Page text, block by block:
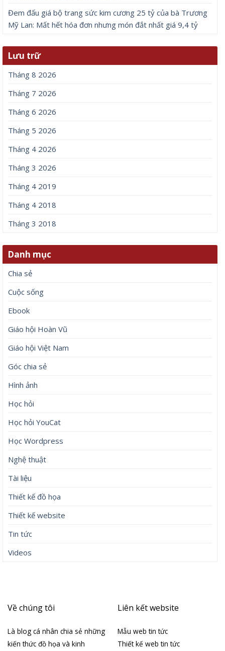
Đem đấu giá bộ trang sức kim cương 25 tỷ của bà Trương
Mỹ Lan: Mất hết hóa đơn nhưng món đắt nhất giá 9,4 tỷ
Lưu trữ
Tháng 8 2026
Tháng 7 2026
Tháng 6 2026
Tháng 5 2026
Tháng 4 2026
Tháng 3 2026
Tháng 4 2019
Tháng 4 2018
Tháng 3 2018
Danh mục
Chia sẻ
Cuộc sống
Ebook
Giáo hội Hoàn Vũ
Giáo hội Việt Nam
Góc chia sẻ
Hình ảnh
Học hỏi
Học hỏi YouCat
Học Wordpress
Nghệ thuật
Tài liệu
Thiết kế đồ họa
Thiết kế website
Tin tức
Videos
Về chúng tôi
Là blog cá nhân chia sẻ những
kiến thức đồ họa và kinh
Liên kết website
Mẫu web tin tức
Thiết kế web tin tức